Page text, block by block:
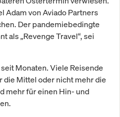
Adam von Aviado Partners
Der pandemiebedingte
als „Revenge Travel“, sei
Monaten. Viele Reisende
die Mittel oder nicht mehr die
mehr für einen Hin- und